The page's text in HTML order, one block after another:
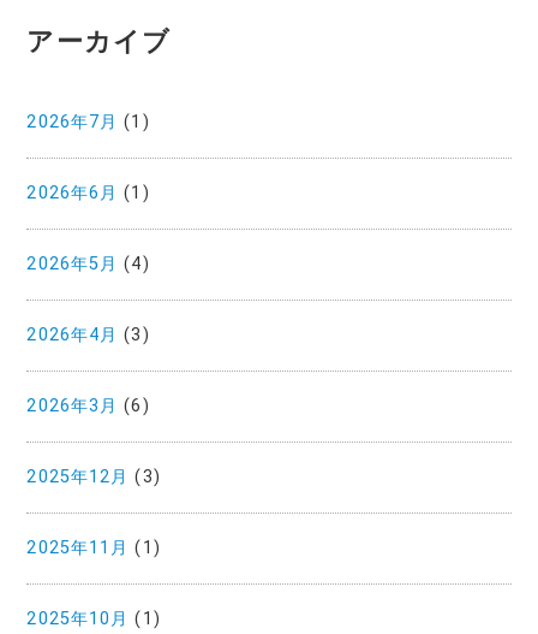
アーカイブ
2026年7月 (1)
2026年6月 (1)
2026年5月 (4)
2026年4月 (3)
2026年3月 (6)
2025年12月 (3)
2025年11月 (1)
2025年10月 (1)